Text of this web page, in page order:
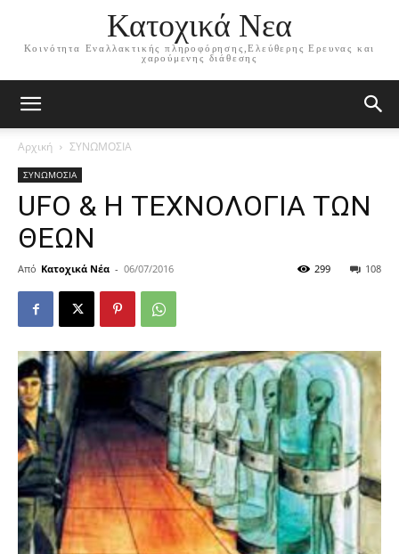
Κατοχικά Νεα
Κοινότητα Εναλλακτικής πληροφόρησης,Ελεύθερης Ερευνας και
χαρούμενης διάθεσης
Αρχική ΣΥΝΩΜΟΣΙΑ
ΣΥΝΩΜΟΣΙΑ
UFO & Η ΤΕΧΝΟΛΟΓΙΑ ΤΩΝ
ΘΕΩΝ
Από Κατοχικά Νέα - 06/07/2016 108
299